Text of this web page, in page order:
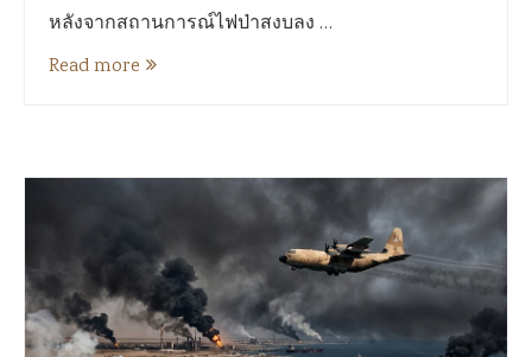
หลังจากสถานการณ์ไฟป่าสงบลง …
Read more